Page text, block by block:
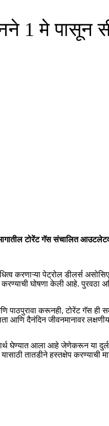
1 मे पासून
टोरेंट गॅस संचालित
करणाऱ्या पेट्रोल डीलर्स
घोषणा केली आहे. पुरवठा
करूनही, टोरेंट गॅस ही
आणि दैनंदिन जीवनमानावर
घेण्यात आला आहे जेणेकरून या
तातडीने हस्तक्षेप करण्याची